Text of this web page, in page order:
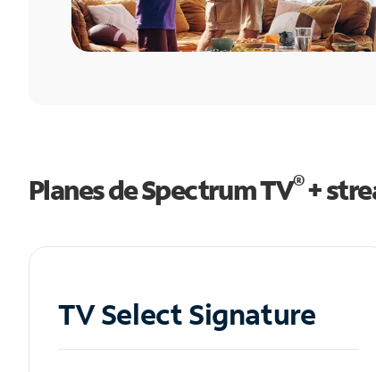
Planes de Spectrum TV®+
TV Select Signature